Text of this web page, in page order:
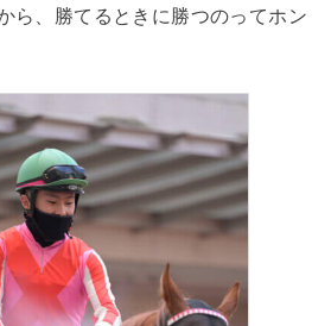
ら、勝てるときに勝つのってホン